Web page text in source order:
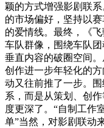
颖的方式增强影剧联
的市场偏好，坚持以
的爱情线。最终，《
车队群像，围绕车队
垂直内容的破圈空间
创作进一步年轻化的
动又往前推了一步。
系，而是从策划、创
度更深了。“自制工作
单”当然，对影剧联动